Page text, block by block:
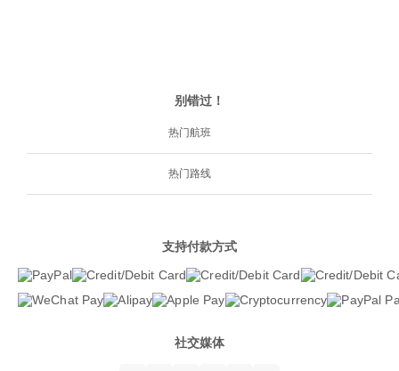
别错过！
热门航班
热门路线
支持付款方式
社交媒体